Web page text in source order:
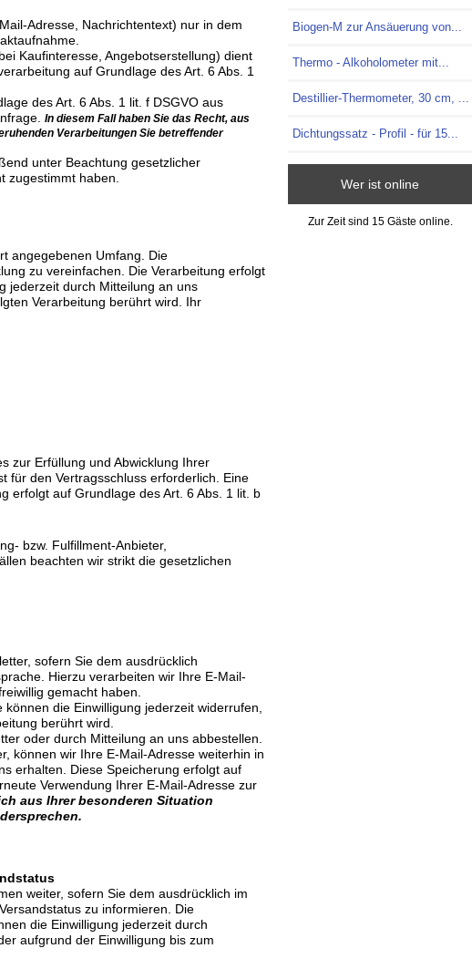
Adresse, Nachrichtentext) nur in dem
Kaufinteresse, Angebotserstellung) dient
auf Grundlage des Art. 6 Abs. 1
des Art. 6 Abs. 1 lit. f DSGVO aus
In diesem Fall haben Sie das Recht, aus
Verarbeitungen Sie betreffender
unter Beachtung gesetzlicher
zugestimmt haben.
angegebenen Umfang. Die
zu vereinfachen. Die Verarbeitung erfolgt
jederzeit durch Mitteilung an uns
Verarbeitung berührt wird. Ihr
zur Erfüllung und Abwicklung Ihrer
für den Vertragsschluss erforderlich. Eine
erfolgt auf Grundlage des Art. 6 Abs. 1 lit. b
bzw. Fulfillment-Anbieter,
beachten wir strikt die gesetzlichen
sofern Sie dem ausdrücklich
Hierzu verarbeiten wir Ihre E-Mail-
gemacht haben.
die Einwilligung jederzeit widerrufen,
berührt wird.
oder durch Mitteilung an uns abbestellen.
können wir Ihre E-Mail-Adresse weiterhin in
erhalten. Diese Speicherung erfolgt auf
Verwendung Ihrer E-Mail-Adresse zur
aus Ihrer besonderen Situation
weiter, sofern Sie dem ausdrücklich im
zu informieren. Die
die Einwilligung jederzeit durch
aufgrund der Einwilligung bis zum
Biogen-M zur Ansäuerung von...
Thermo - Alkoholometer mit...
Destillier-Thermometer, 30 cm, ...
Dichtungssatz - Profil - für 15...
Wer ist online
Zur Zeit sind 15 Gäste online.